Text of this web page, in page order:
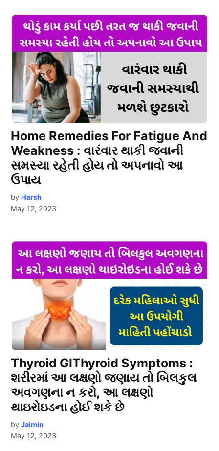
Home Remedies For Fatigue And
Weakness : વારંવાર થાકી જવાની
સમસ્યા રહેતી હોય તો અપનાવો આ
ઉપાય
by Harsh
May 12, 2023
Thyroid GlThyroid Symptoms :
શરીરમાં આ લક્ષણો જણાય તો બિલકુલ
અવગણના ન કરો, આ લક્ષણો
થાઇરોઇડના હોઈ શકે છે
by Jaimin
May 12, 2023